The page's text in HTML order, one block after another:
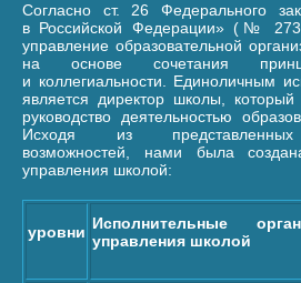
Согласно ст. 26 Федерального
в Российской Федерации» (№
управление образовательной
на основе сочетания
и коллегиальности. Единоличным
является директор школы,
руководство деятельностью
Исходя из представленных
возможностей, нами была
управления школой:
уровни Исполнительные
управления школой